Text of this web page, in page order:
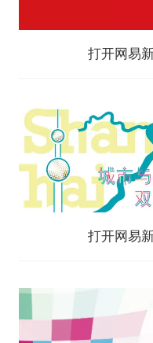
打开网易
打开网易